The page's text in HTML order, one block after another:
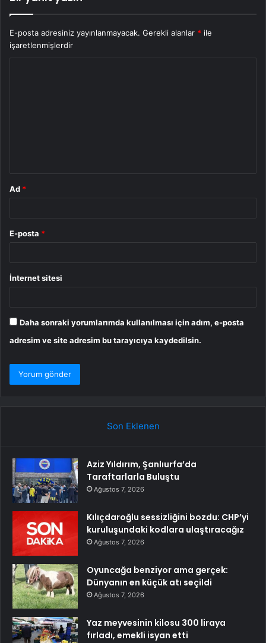
E-posta adresiniz yayınlanmayacak. Gerekli alanlar * ile
işaretlenmişlerdir
Ad *
E-posta *
İnternet sitesi
Daha sonraki yorumlarımda kullanılması için adım, e-posta
adresim ve site adresim bu tarayıcıya kaydedilsin.
Son Eklenen
Aziz Yıldırım, Şanlıurfa’da
Taraftarlarla Buluştu
Ağustos 7, 2026
Kılıçdaroğlu sessizliğini bozdu: CHP’yi
kuruluşundaki kodlara ulaştıracağız
Ağustos 7, 2026
Oyuncağa benziyor ama gerçek:
Dünyanın en küçük atı seçildi
Ağustos 7, 2026
Yaz meyvesinin kilosu 300 liraya
fırladı, emekli isyan etti